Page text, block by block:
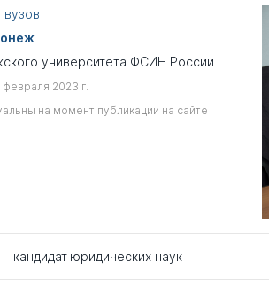
университета ФСИН России
2023 г.
на момент публикации на сайте
кандидат юридических наук